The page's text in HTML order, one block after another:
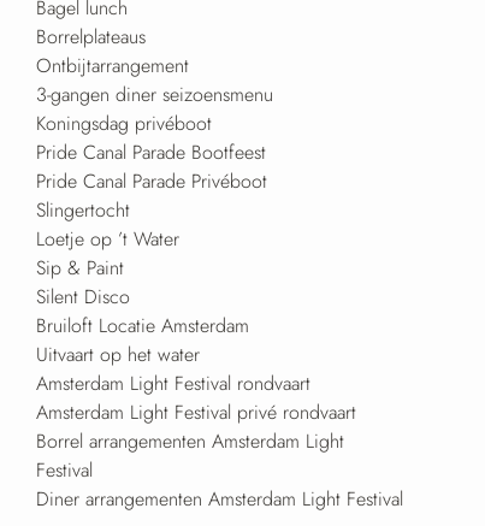
Bagel lunch
Borrelplateaus
Ontbijtarrangement
3-gangen diner seizoensmenu
Koningsdag privéboot
Pride Canal Parade Bootfeest
Pride Canal Parade Privéboot
Slingertocht
Loetje op ’t Water
Sip & Paint
Silent Disco
Bruiloft Locatie Amsterdam
Uitvaart op het water
Amsterdam Light Festival rondvaart
Amsterdam Light Festival privé rondvaart
Borrel arrangementen Amsterdam Light
Festival
Diner arrangementen Amsterdam Light Festival